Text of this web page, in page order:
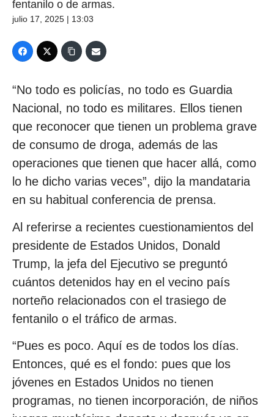
fentanilo o de armas.
julio 17, 2025 | 13:03
“No todo es policías, no todo es Guardia
Nacional, no todo es militares. Ellos tienen
que reconocer que tienen un problema grave
de consumo de droga, además de las
operaciones que tienen que hacer allá, como
lo he dicho varias veces”, dijo la mandataria
en su habitual conferencia de prensa.
Al referirse a recientes cuestionamientos del
presidente de Estados Unidos, Donald
Trump, la jefa del Ejecutivo se preguntó
cuántos detenidos hay en el vecino país
norteño relacionados con el trasiego de
fentanilo o el tráfico de armas.
“Pues es poco. Aquí es de todos los días.
Entonces, qué es el fondo: pues que los
jóvenes en Estados Unidos no tienen
programas, no tienen incorporación, de niños